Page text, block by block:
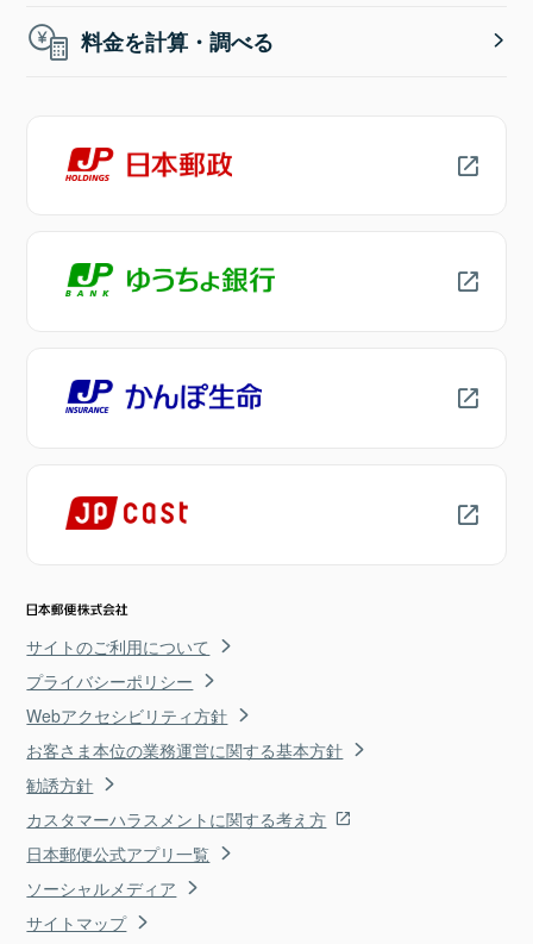
料金を計算・調べる
サイトのご利用について
プライバシーポリシー
Webアクセシビリティ方針
お客さま本位の業務運営に関する基本方針
勧誘方針
カスタマーハラスメントに関する考え方
日本郵便公式アプリ一覧
ソーシャルメディア
サイトマップ